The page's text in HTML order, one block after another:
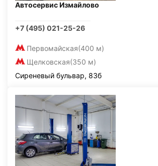
Автосервис Измайлово
+7 (495) 021-25-26
Первомайская(400 м)
Щелковская(350 м)
Сиреневый бульвар, 83б